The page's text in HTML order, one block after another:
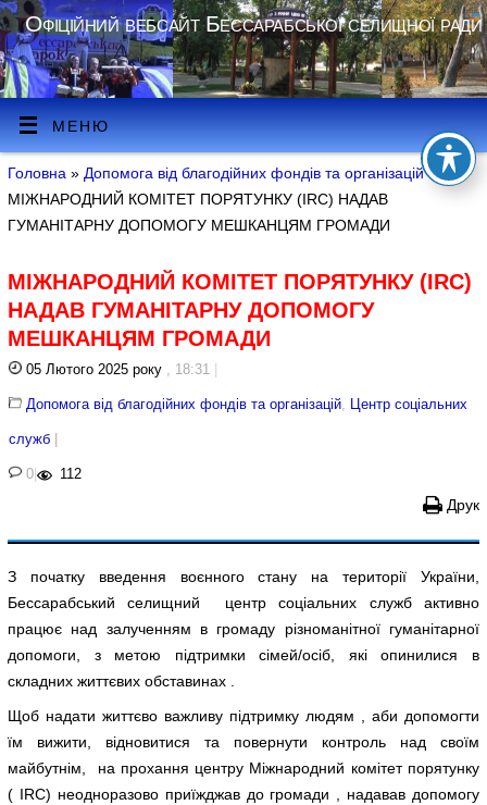
Офіційний вебсайт Бессарабської селищної ради
МЕНЮ
Головна » Допомога від благодійних фондів та організацій»
МІЖНАРОДНИЙ КОМІТЕТ ПОРЯТУНКУ (IRC) НАДАВ
ГУМАНІТАРНУ ДОПОМОГУ МЕШКАНЦЯМ ГРОМАДИ
МІЖНАРОДНИЙ КОМІТЕТ ПОРЯТУНКУ (IRC)
НАДАВ ГУМАНІТАРНУ ДОПОМОГУ
МЕШКАНЦЯМ ГРОМАДИ
05 Лютого 2025 року , 18:31
Допомога від благодійних фондів та організацій, Центр соціальних
служб
0 | 112
Друк
З початку введення воєнного стану на території України,
Бессарабський селищний центр соціальних служб активно
працює над залученням в громаду різноманітної гуманітарної
допомоги, з метою підтримки сімей/осіб, які опинилися в
складних життєвих обставинах .
Щоб надати життєво важливу підтримку людям , аби допомогти
їм вижити, відновитися та повернути контроль над своїм
майбутнім, на прохання центру Міжнародний комітет порятунку
( IRC) неодноразово приїжджав до громади , надавав допомогу